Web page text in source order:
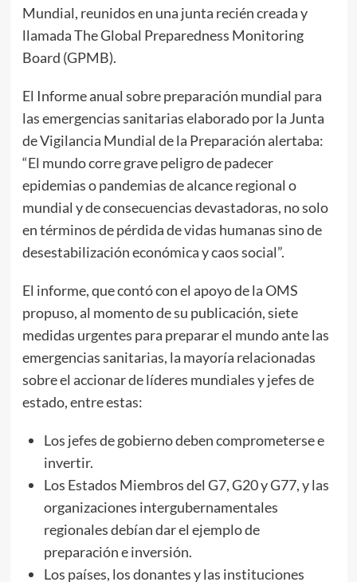
Mundial, reunidos en una junta recién creada y
llamada The Global Preparedness Monitoring
Board (GPMB).
El Informe anual sobre preparación mundial para
las emergencias sanitarias elaborado por la Junta
de Vigilancia Mundial de la Preparación alertaba:
“El mundo corre grave peligro de padecer
epidemias o pandemias de alcance regional o
mundial y de consecuencias devastadoras, no solo
en términos de pérdida de vidas humanas sino de
desestabilización económica y caos social”.
El informe, que contó con el apoyo de la OMS
propuso, al momento de su publicación, siete
medidas urgentes para preparar el mundo ante las
emergencias sanitarias, la mayoría relacionadas
sobre el accionar de líderes mundiales y jefes de
estado, entre estas:
Los jefes de gobierno deben comprometerse e
invertir.
Los Estados Miembros del G7, G20 y G77, y las
organizaciones intergubernamentales
regionales debían dar el ejemplo de
preparación e inversión.
Los países, los donantes y las instituciones